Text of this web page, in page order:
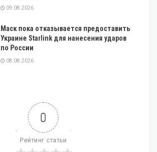
09.08.2026
Маск пока отказывается предоставить
Украине Starlink для нанесения ударов
по России
08.08.2026
0
Рейтинг статьи